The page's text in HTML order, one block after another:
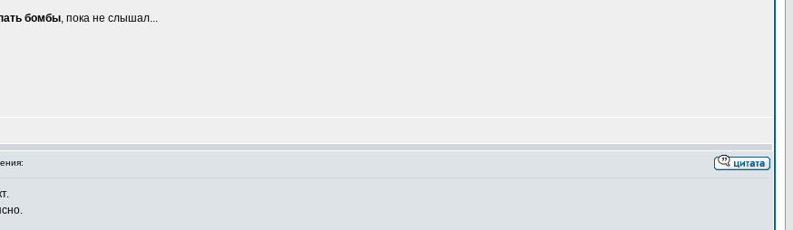
бомбы, пока не слышал...